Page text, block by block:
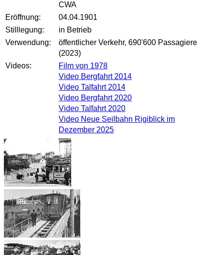
CWA
Eröffnung:
04.04.1901
Stilllegung:
in Betrieb
Verwendung:
öffentlicher Verkehr, 690'600 Passagiere
(2023)
Videos:
Film von 1978
Video Bergfahrt 2014
Video Talfahrt 2014
Video Bergfahrt 2020
Video Talfahrt 2020
Video Neue Seilbahn Rigiblick im
Dezember 2025